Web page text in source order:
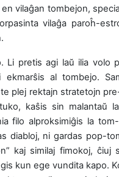
vilaĝan tombejon,
vilaĝa paroĥ-
Li pretis agi laŭ ilia volo
al tombejo.
plej rektajn stratetojn
kaŝis sin malantaŭ
filo alproksimiĝis la
diabloj, ni gardas pop-
kaj similaj fimokoj, ĉiuj
kun ege vundita kapo.